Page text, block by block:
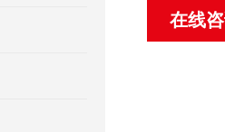
在线